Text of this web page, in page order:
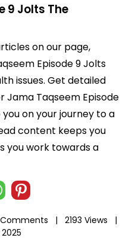
9 Jolts The
on our page,
Episode 9 Jolts
issues. Get detailed
Taqseem Episode
on your journey to a
content keeps you
you work towards a
|
2193 Views |